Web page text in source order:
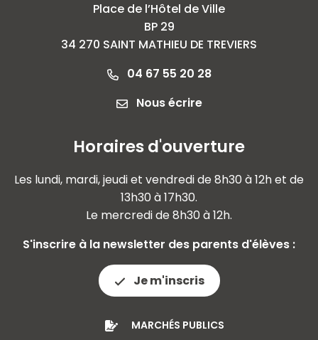
Place de l’Hôtel de Ville
BP 29
34 270 SAINT MATHIEU DE TREVIERS
04 67 55 20 28
Nous écrire
Horaires d'ouverture
Les lundi, mardi, jeudi et vendredi de 8h30 à 12h et de
13h30 à 17h30.
Le mercredi de 8h30 à 12h.
S'inscrire à la newsletter des parents d'élèves :
Je m'inscris
MARCHÉS PUBLICS